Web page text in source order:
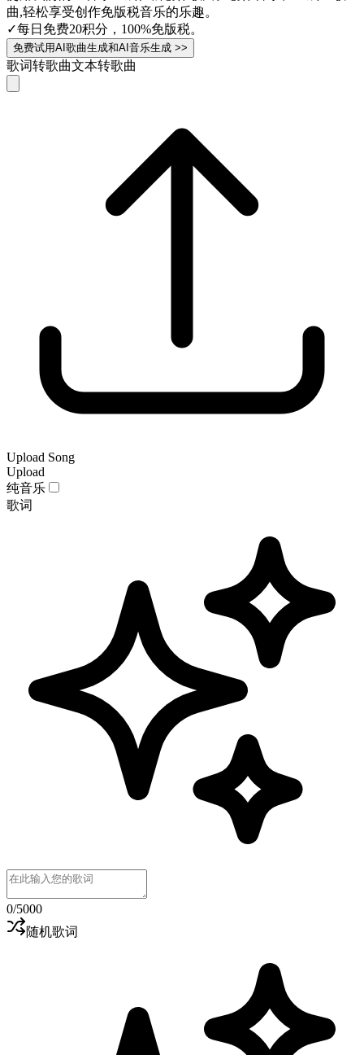
曲,轻松享受创作免版税音乐的乐趣。
✓每日免费20积分，100%免版税。
免费试用AI歌曲生成和AI音乐生成 >>
歌词转歌曲文本转歌曲
Upload Song
Upload
纯音乐
歌词
0/5000
随机歌词